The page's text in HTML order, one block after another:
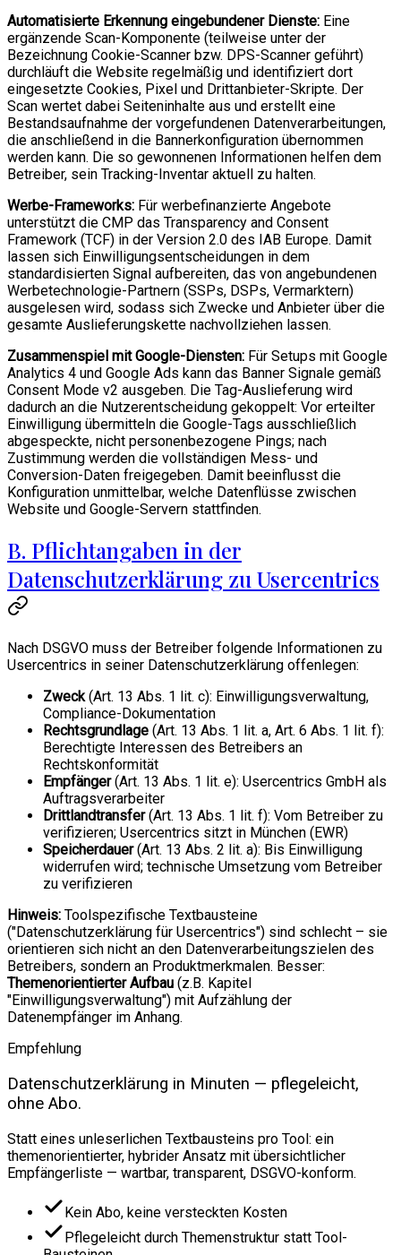
Automatisierte Erkennung eingebundener Dienste: Eine
ergänzende Scan-Komponente (teilweise unter der
Bezeichnung Cookie-Scanner bzw. DPS-Scanner geführt)
durchläuft die Website regelmäßig und identifiziert dort
eingesetzte Cookies, Pixel und Drittanbieter-Skripte. Der
Scan wertet dabei Seiteninhalte aus und erstellt eine
Bestandsaufnahme der vorgefundenen Datenverarbeitungen,
die anschließend in die Bannerkonfiguration übernommen
werden kann. Die so gewonnenen Informationen helfen dem
Betreiber, sein Tracking-Inventar aktuell zu halten.
Werbe-Frameworks: Für werbefinanzierte Angebote
unterstützt die CMP das Transparency and Consent
Framework (TCF) in der Version 2.0 des IAB Europe. Damit
lassen sich Einwilligungsentscheidungen in dem
standardisierten Signal aufbereiten, das von angebundenen
Werbetechnologie-Partnern (SSPs, DSPs, Vermarktern)
ausgelesen wird, sodass sich Zwecke und Anbieter über die
gesamte Auslieferungskette nachvollziehen lassen.
Zusammenspiel mit Google-Diensten: Für Setups mit Google
Analytics 4 und Google Ads kann das Banner Signale gemäß
Consent Mode v2 ausgeben. Die Tag-Auslieferung wird
dadurch an die Nutzerentscheidung gekoppelt: Vor erteilter
Einwilligung übermitteln die Google-Tags ausschließlich
abgespeckte, nicht personenbezogene Pings; nach
Zustimmung werden die vollständigen Mess- und
Conversion-Daten freigegeben. Damit beeinflusst die
Konfiguration unmittelbar, welche Datenflüsse zwischen
Website und Google-Servern stattfinden.
B. Pflichtangaben in der
Datenschutzerklärung zu Usercentrics
Nach DSGVO muss der Betreiber folgende Informationen zu
Usercentrics in seiner Datenschutzerklärung offenlegen:
Zweck(Art. 13 Abs. 1 lit. c): Einwilligungsverwaltung,
Compliance-Dokumentation
Rechtsgrundlage (Art. 13 Abs. 1 lit. a, Art. 6 Abs. 1 lit. f):
Berechtigte Interessen des Betreibers an
Rechtskonformität
Empfänger(Art. 13 Abs. 1 lit. e): Usercentrics GmbH als
Auftragsverarbeiter
Drittlandtransfer(Art. 13 Abs. 1 lit. f): Vom Betreiber zu
verifizieren; Usercentrics sitzt in München (EWR)
Speicherdauer(Art. 13 Abs. 2 lit. a): Bis Einwilligung
widerrufen wird; technische Umsetzung vom Betreiber
zu verifizieren
Hinweis: Toolspezifische Textbausteine
("Datenschutzerklärung für Usercentrics") sind schlecht – sie
orientieren sich nicht an den Datenverarbeitungszielen des
Betreibers, sondern an Produktmerkmalen. Besser:
Themenorientierter Aufbau (z.B. Kapitel
"Einwilligungsverwaltung") mit Aufzählung der
Datenempfänger im Anhang.
Empfehlung
Datenschutzerklärung in Minuten — pflegeleicht,
ohne Abo.
Statt eines unleserlichen Textbausteins pro Tool: ein
themenorientierter, hybrider Ansatz mit übersichtlicher
Empfängerliste — wartbar, transparent, DSGVO-konform.
Kein Abo, keine versteckten Kosten
Pflegeleicht durch Themenstruktur statt Tool-